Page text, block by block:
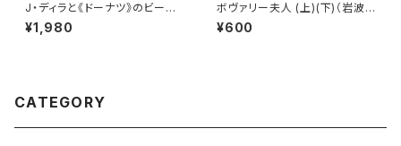
J・ディラと《ドーナツ》のビート
革命
¥1,980
ボヴァリー夫人 (上)(下)（岩波
文庫）
¥600
CATEGORY